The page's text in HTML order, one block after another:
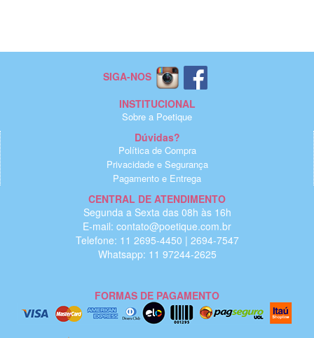
SIGA-NOS
INSTITUCIONAL
Sobre a Poetique
Dúvidas?
Política de Compra
Privacidade e Segurança
Pagamento e Entrega
CENTRAL DE ATENDIMENTO
Segunda a Sexta das 08h às 16h
E-mail: contato@poetique.com.br
Telefone: 11 2695-4450 | 2694-7547
Whatsapp: 11 97244-2625
FORMAS DE PAGAMENTO